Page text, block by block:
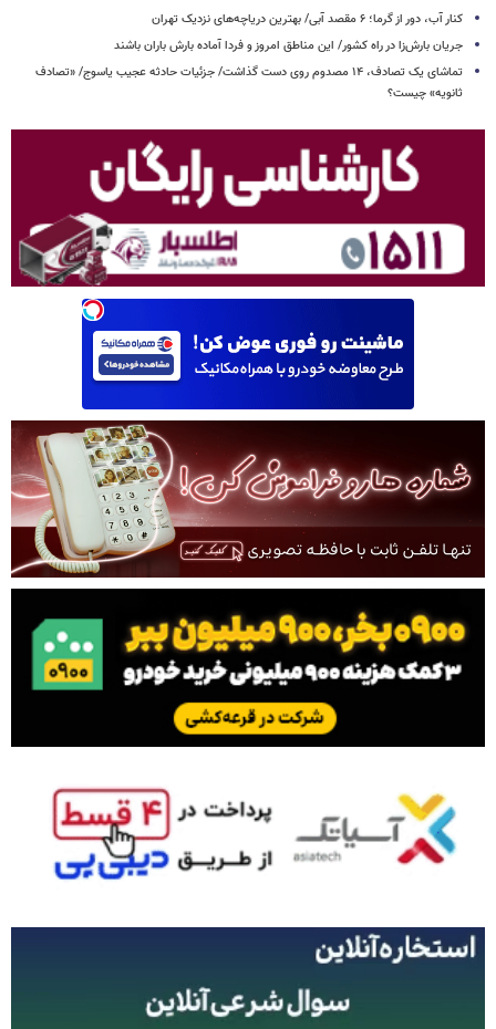
کنار آب، دور از گرما؛ ۶ مقصد آبی/ بهترین دریاچه‌های نزدیک تهران
جریان بارش‌زا در راه کشور/ این مناطق امروز و فردا آماده بارش باران باشند
تماشای یک تصادف، ۱۴ مصدوم روی دست گذاشت/ جزئیات حادثه عجیب یاسوج/ «تصادف
ثانویه» چیست؟